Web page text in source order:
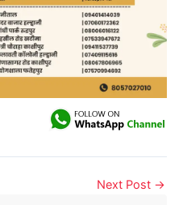
Next Post →